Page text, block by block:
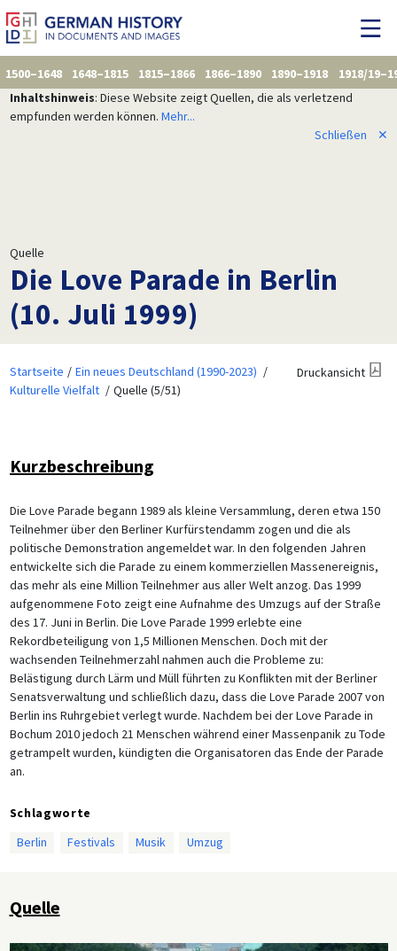
1500–1648 1648–1815 1815–1866 1866–1890 1890–1918
1918/
Inhaltshinweis: Diese Website zeigt Quellen, die als verletzend
empfunden werden können. Mehr...
Schließen
✕
Quelle
Die Love Parade in Berlin
(10. Juli 1999)
Startseite
Ein neues Deutschland (1990-2023)
Kulturelle Vielfalt
Quelle (5/51)
Druckansicht
Kurzbeschreibung
Die Love Parade begann 1989 als kleine Versammlung, deren etwa 150
Teilnehmer über den Berliner Kurfürstendamm zogen und die als
politische Demonstration angemeldet war. In den folgenden Jahren
entwickelte sich die Parade zu einem kommerziellen Massenereignis,
das mehr als eine Million Teilnehmer aus aller Welt anzog. Das 1999
aufgenommene Foto zeigt eine Aufnahme des Umzugs auf der Straße
des 17. Juni in Berlin. Die Love Parade 1999 erlebte eine
Rekordbeteiligung von 1,5 Millionen Menschen. Doch mit der
wachsenden Teilnehmerzahl nahmen auch die Probleme zu:
Belästigung durch Lärm und Müll führten zu Konflikten mit der Berliner
Senatsverwaltung und schließlich dazu, dass die Love Parade 2007 von
Berlin ins Ruhrgebiet verlegt wurde. Nachdem bei der Love Parade in
Bochum 2010 jedoch 21 Menschen während einer Massenpanik zu Tode
getrampelt wurden, kündigten die Organisatoren das Ende der Parade
an.
Schlagworte
Berlin
Festivals Musik Umzug
Quelle